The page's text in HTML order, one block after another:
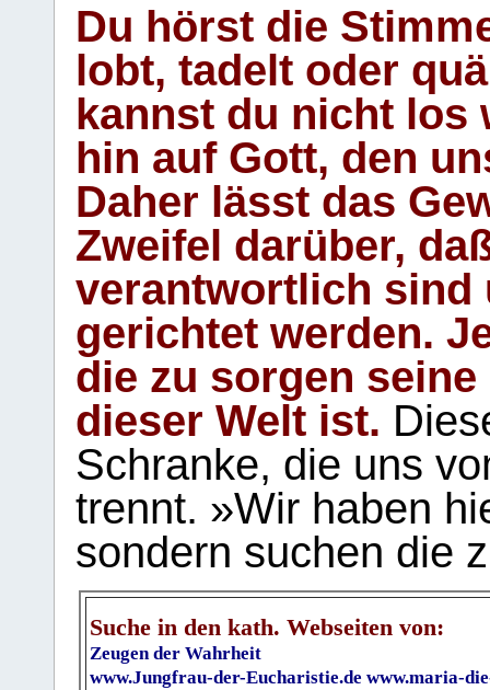
Du hörst die
lobt, tadelt oder
kannst du nicht los
hin auf Gott, den
Daher lässt das
Zweifel darüber,
verantwortlich sind
gerichtet werden.
die zu sorgen
dieser Welt ist.
Schranke, die uns
trennt. »Wir haben
sondern suchen die
Suche in den kath. Webseiten von:
Zeugen der Wahrheit
www.Jungfrau-der-Eucharistie.de www.maria-